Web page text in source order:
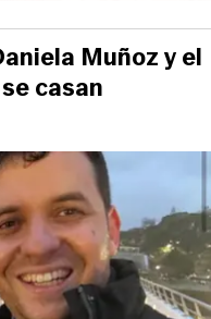
Muñoz y el
casan